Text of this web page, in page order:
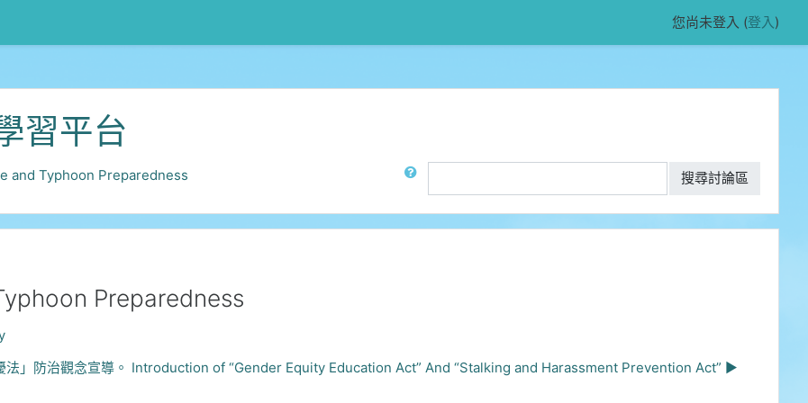
您尚未登入 (登入)
習平台
and Typhoon Preparedness
搜尋討論區
Preparedness
法」防治觀念宣導。 Introduction of “Gender Equity Education Act” And “Stalking and Harassment Prevention Act” ▶︎